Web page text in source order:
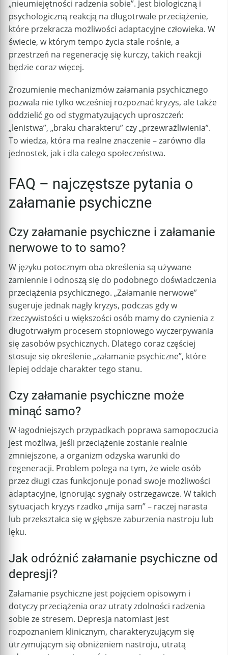
„nieumiejętności radzenia sobie”. Jest biologiczną i
psychologiczną reakcją na długotrwałe przeciążenie,
które przekracza możliwości adaptacyjne człowieka. W
świecie, w którym tempo życia stale rośnie, a
przestrzeń na regenerację się kurczy, takich reakcji
będzie coraz więcej.
Zrozumienie mechanizmów załamania psychicznego
pozwala nie tylko wcześniej rozpoznać kryzys, ale także
oddzielić go od stygmatyzujących uproszczeń:
„lenistwa”, „braku charakteru” czy „przewrażliwienia”.
To wiedza, która ma realne znaczenie – zarówno dla
jednostek, jak i dla całego społeczeństwa.
FAQ – najczęstsze pytania o
załamanie psychiczne
Czy załamanie psychiczne i załamanie
nerwowe to to samo?
W języku potocznym oba określenia są używane
zamiennie i odnoszą się do podobnego doświadczenia
przeciążenia psychicznego. „Załamanie nerwowe”
sugeruje jednak nagły kryzys, podczas gdy w
rzeczywistości u większości osób mamy do czynienia z
długotrwałym procesem stopniowego wyczerpywania
się zasobów psychicznych. Dlatego coraz częściej
stosuje się określenie „załamanie psychiczne”, które
lepiej oddaje charakter tego stanu.
Czy załamanie psychiczne może
minąć samo?
W łagodniejszych przypadkach poprawa samopoczucia
jest możliwa, jeśli przeciążenie zostanie realnie
zmniejszone, a organizm odzyska warunki do
regeneracji. Problem polega na tym, że wiele osób
przez długi czas funkcjonuje ponad swoje możliwości
adaptacyjne, ignorując sygnały ostrzegawcze. W takich
sytuacjach kryzys rzadko „mija sam” – raczej narasta
lub przekształca się w głębsze zaburzenia nastroju lub
lęku.
Jak odróżnić załamanie psychiczne od
depresji?
Załamanie psychiczne jest pojęciem opisowym i
dotyczy przeciążenia oraz utraty zdolności radzenia
sobie ze stresem. Depresja natomiast jest
rozpoznaniem klinicznym, charakteryzującym się
utrzymującym się obniżeniem nastroju, utratą